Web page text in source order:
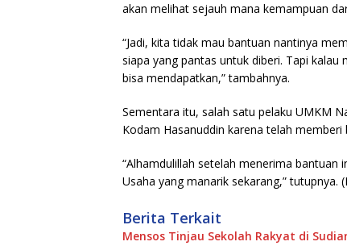
akan melihat sejauh mana kemampuan
“Jadi, kita tidak mau bantuan nantinya
siapa yang pantas untuk diberi. Tapi
bisa mendapatkan,” tambahnya.
Sementara itu, salah satu pelaku UMKM
Kodam Hasanuddin karena telah
“Alhamdulillah setelah menerima bantuan
Usaha yang manarik sekarang,” tutupnya.
Berita Terkait
Mensos Tinjau Sekolah Rakyat di